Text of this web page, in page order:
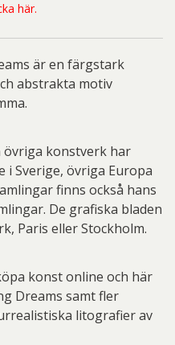
här.
är en färgstark
abstrakta motiv
konstverk har
Sverige, övriga Europa
finns också hans
De grafiska bladen
Paris eller Stockholm.
konst online och här
Dreams samt fler
litografier av